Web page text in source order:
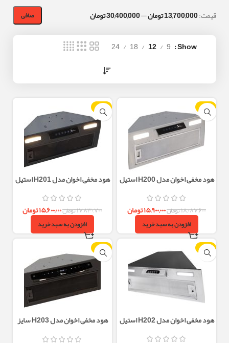
صافی قيمت:13,700,000 تومان —30,400,000 تومان
Show
9
12
18
24
-12%
هود مخفی اخوان مدل H200 استیل
۱۸,۰۸۷,۶۰۰تومان۱۵,۹۰۰,۰۰۰تومان
افزودن به سبد خرید
-13%
هود مخفی اخوان مدل H201 استیل
۱۷,۸۳۰,۷۰۰تومان۱۵,۶۰۰,۰۰۰تومان
افزودن به سبد خرید
-12%
هود مخفی اخوان مدل H202 استیل
-12%
هود مخفی اخوان مدل H203 سایز